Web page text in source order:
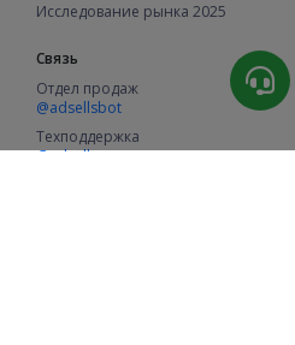
Исследование рынка 2025
Связь
Отдел продаж
@adsellsbot
Техподдержка
@adsellme